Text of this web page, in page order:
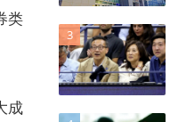
类
成
3